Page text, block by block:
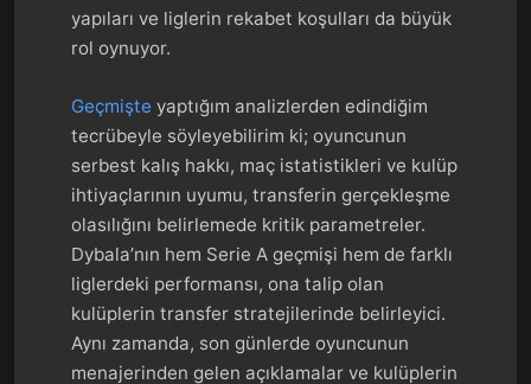
yapıları ve liglerin rekabet koşulları da büyük
rol oynuyor.
Geçmişte yaptığım analizlerden edindiğim
tecrübeyle söyleyebilirim ki; oyuncunun
serbest kalış hakkı, maç istatistikleri ve kulüp
ihtiyaçlarının uyumu, transferin gerçekleşme
olasılığını belirlemede kritik parametreler.
Dybala’nın hem Serie A geçmişi hem de farklı
liglerdeki performansı, ona talip olan
kulüplerin transfer stratejilerinde belirleyici.
Aynı zamanda, son günlerde oyuncunun
menajerinden gelen açıklamalar ve kulüplerin